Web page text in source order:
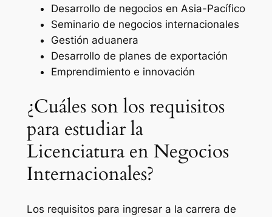
Desarrollo de negocios en Asia-Pacífico
Seminario de negocios internacionales
Gestión aduanera
Desarrollo de planes de exportación
Emprendimiento e innovación
¿Cuáles son los requisitos
para estudiar la
Licenciatura en Negocios
Internacionales?
Los requisitos para ingresar a la carrera de